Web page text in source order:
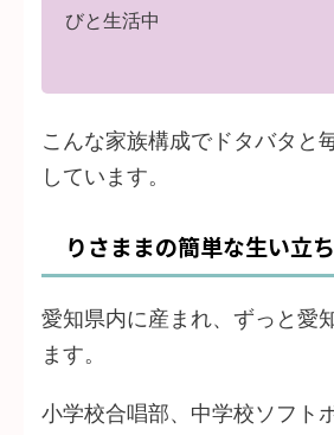
びと生活中
こんな家族構成でドタバタと
しています。
りさままの簡単な生い立ち
愛知県内に産まれ、ずっと愛
ます。
小学校合唱部、中学校ソフト